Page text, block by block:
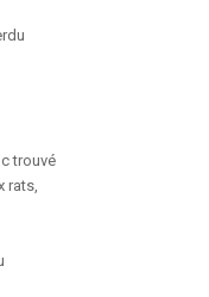
trouvé
rats,